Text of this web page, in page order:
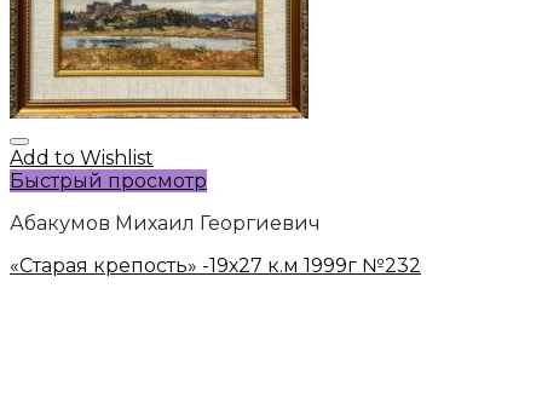
Add to Wishlist
Быстрый просмотр
Абакумов Михаил Георгиевич
«Старая крепость» -19х27 к.м 1999г №232